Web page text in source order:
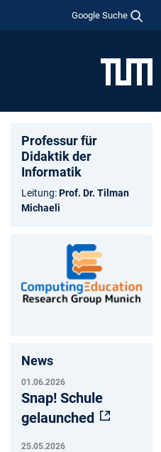
Google Suche
Professur für
Didaktik der
Informatik
Leitung:Prof. Dr. Tilman
Michaeli
News
01.06.2026
Snap! Schule
gelaunched
25.05.2026